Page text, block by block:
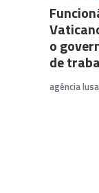
o
de
agência lusa